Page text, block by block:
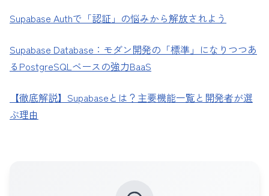
Supabase Authで「認証」の悩みから解放されよう
Supabase Database：モダン開発の「標準」になりつつあ
るPostgreSQLベースの強力BaaS
【徹底解説】Supabaseとは？主要機能一覧と開発者が選
ぶ理由